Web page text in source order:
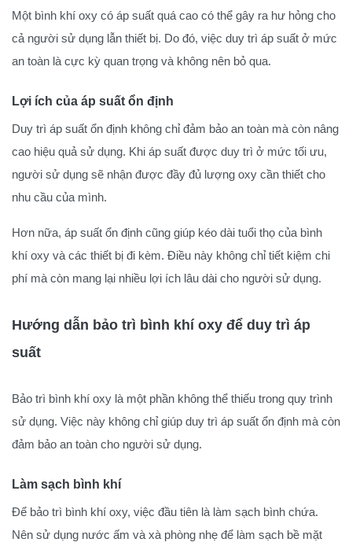
Một bình khí oxy có áp suất quá cao có thể gây ra hư hỏng cho
cả người sử dụng lẫn thiết bị. Do đó, việc duy trì áp suất ở mức
an toàn là cực kỳ quan trọng và không nên bỏ qua.
Lợi ích của áp suất ổn định
Duy trì áp suất ổn định không chỉ đảm bảo an toàn mà còn nâng
cao hiệu quả sử dụng. Khi áp suất được duy trì ở mức tối ưu,
người sử dụng sẽ nhận được đầy đủ lượng oxy cần thiết cho
nhu cầu của mình.
Hơn nữa, áp suất ổn định cũng giúp kéo dài tuổi thọ của bình
khí oxy và các thiết bị đi kèm. Điều này không chỉ tiết kiệm chi
phí mà còn mang lại nhiều lợi ích lâu dài cho người sử dụng.
Hướng dẫn bảo trì bình khí oxy để duy trì áp
suất
Bảo trì bình khí oxy là một phần không thể thiếu trong quy trình
sử dụng. Việc này không chỉ giúp duy trì áp suất ổn định mà còn
đảm bảo an toàn cho người sử dụng.
Làm sạch bình khí
Để bảo trì bình khí oxy, việc đầu tiên là làm sạch bình chứa.
Nên sử dụng nước ấm và xà phòng nhẹ để làm sạch bề mặt